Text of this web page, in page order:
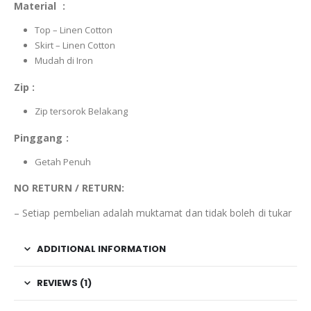
Material :
Top – Linen Cotton
Skirt – Linen Cotton
Mudah di Iron
Zip :
Zip tersorok Belakang
Pinggang :
Getah Penuh
NO RETURN / RETURN:
– Setiap pembelian adalah muktamat dan tidak boleh di tukar
ADDITIONAL INFORMATION
REVIEWS (1)